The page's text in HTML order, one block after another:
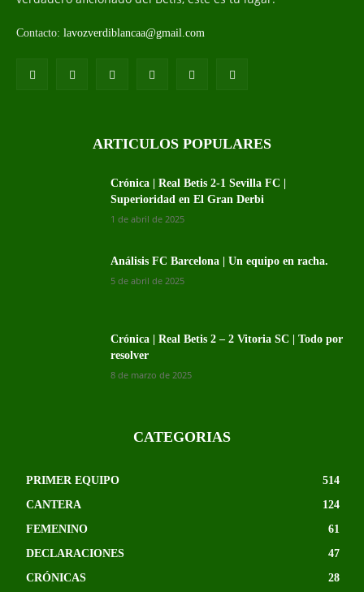
Contacto: lavozverdiblancaa@gmail.com
ARTICULOS POPULARES
Crónica | Real Betis 2-1 Sevilla FC |
Superioridad en El Gran Derbi
1 de abril de 2025
Análisis FC Barcelona | Un equipo en racha.
5 de abril de 2025
Crónica | Real Betis 2 – 2 Vitoria SC | Todo por
resolver
8 de marzo de 2025
CATEGORIAS
PRIMER EQUIPO
514
CANTERA
124
FEMENINO
61
DECLARACIONES
47
CRÓNICAS
28